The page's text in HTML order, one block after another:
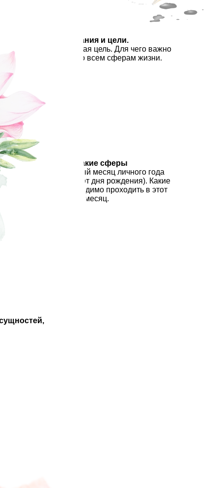
Желания и цели.
Что такое заветная цель. Для чего важно
писать цели по всем сферам жизни.
За какие сферы
отвечает каждый месяц личного года
(месяц по счету от дня рождения). Какие
практики необходимо проходить в этот
месяц.